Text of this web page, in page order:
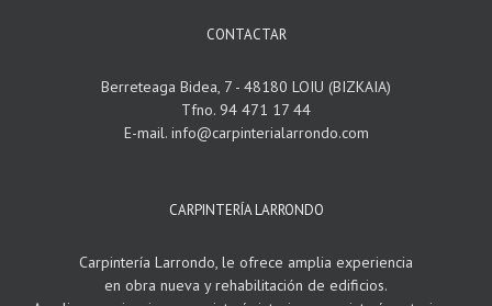
CONTACTAR
Berreteaga Bidea, 7 - 48180 LOIU (BIZKAIA)
Tfno. 94 471 17 44
E-mail. info@carpinterialarrondo.com
CARPINTERÍA LARRONDO
Carpintería Larrondo, le ofrece amplia experiencia
en obra nueva y rehabilitación de edificios.